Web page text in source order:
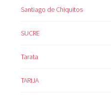
Santiago de Chiquitos
SUCRE
Tarata
TARIJA